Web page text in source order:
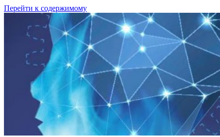
Перейти к содержимому